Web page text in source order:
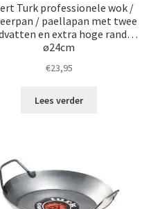
Turk professionele wok /
/ paellapan met twee
en extra hoge rand…
ø24cm
€23,95
Lees verder